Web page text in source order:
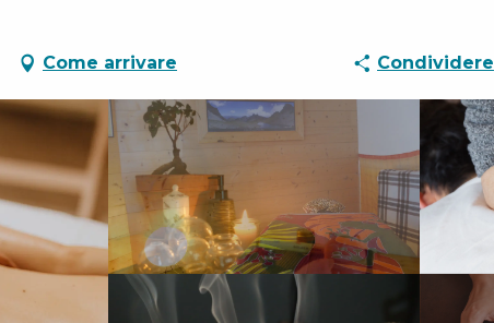
Come arrivare Condividere